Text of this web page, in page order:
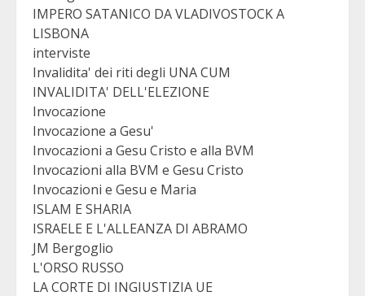
IMPERO SATANICO DA VLADIVOSTOCK A
LISBONA
interviste
Invalidita' dei riti degli UNA CUM
INVALIDITA' DELL'ELEZIONE
Invocazione
Invocazione a Gesu'
Invocazioni a Gesu Cristo e alla BVM
Invocazioni alla BVM e Gesu Cristo
Invocazioni e Gesu e Maria
ISLAM E SHARIA
ISRAELE E L'ALLEANZA DI ABRAMO
JM Bergoglio
L'ORSO RUSSO
LA CORTE DI INGIUSTIZIA UE